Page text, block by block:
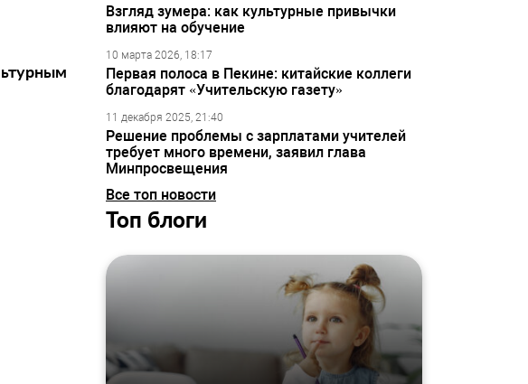
Взгляд зумера: как культурные привычки
влияют на обучение
10 марта 2026, 18:17
Первая полоса в Пекине: китайские коллеги
благодарят «Учительскую газету»
11 декабря 2025, 21:40
Решение проблемы с зарплатами учителей
требует много времени, заявил глава
Минпросвещения
Все топ новости
Топ блоги